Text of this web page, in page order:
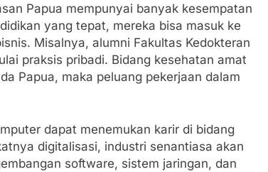
Papua mempunyai banyak kesempatan
yang tepat, mereka bisa masuk ke
Misalnya, alumni Fakultas Kedokteran
praksis pribadi. Bidang kesehatan amat
Papua, maka peluang pekerjaan dalam
dapat menemukan karir di bidang
digitalisasi, industri senantiasa akan
software, sistem jaringan, dan